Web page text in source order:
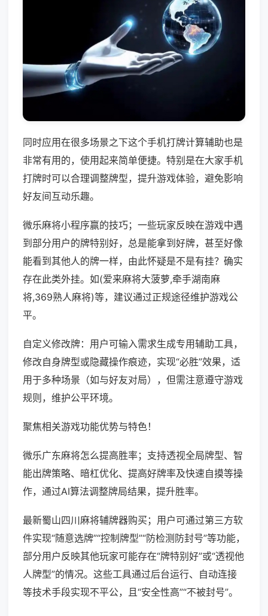
同时应用在很多场景之下这个手机打牌计算辅助也是
非常有用的，使用起来简单便捷。特别是在大家手机
打牌时可以合理调整牌型，提升游戏体验，避免影响
好友间互动乐趣。
微乐麻将小程序赢的技巧；一些玩家反映在游戏中遇
到部分用户的牌特别好，总是能拿到好牌，甚至好像
能看到其他人的牌一样，由此怀疑是不是有挂？确实
存在此类外挂。如(爱来麻将大菠萝,牵手湖南麻
将,369熟人麻将)等，建议通过正规途径维护游戏公
平。
自定义修改牌：用户可输入需求生成专用辅助工具，
修改自身牌型或隐藏操作痕迹，实现“必胜”效果，适
用于多种场景（如与好友对局），但需注意遵守游戏
规则，维护公平环境。
聚焦相关游戏功能优势与特色！
微乐广东麻将怎么提高胜率；支持透视全局牌型、智
能出牌策略、暗杠优化、提高好牌率及快速自摸等操
作，通过AI算法调整牌局结果，提升胜率。
最新蜀山四川麻将辅牌器购买；用户可通过第三方软
件实现“随意选牌”“控制牌型”“防检测防封号”等功能，
部分用户反映其他玩家可能存在“牌特别好”或“透视他
人牌型”的情况。这些工具通过后台运行、自动连接
等技术手段实现不平公，且“安全性高”“不被封号”。